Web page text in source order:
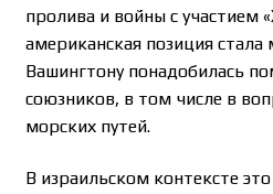
пролива и войны с участием
американская позиция стала
Вашингтону понадобилась
союзников, в том числе в
морских путей.
В израильском контексте